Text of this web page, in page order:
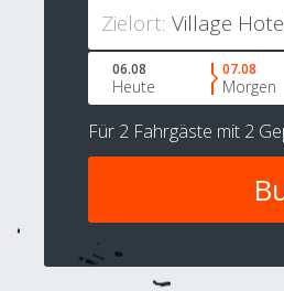
Zielort:
06.08
Heute
07.08
Morgen
Für 2 Fahrgäste mit 2